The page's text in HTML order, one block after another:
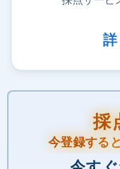
採
今登録する